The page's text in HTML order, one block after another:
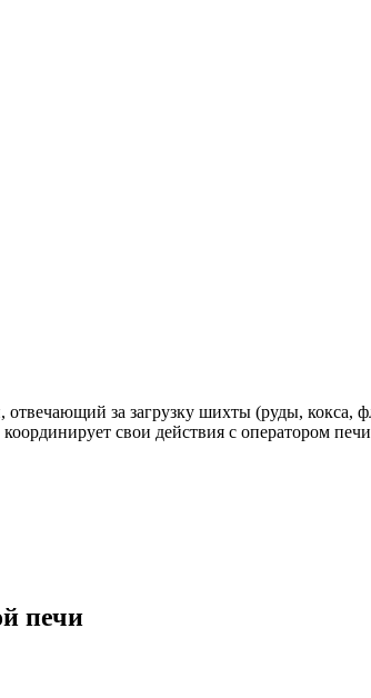
за загрузку шихты (руды, кокса,
свои действия с оператором
печи